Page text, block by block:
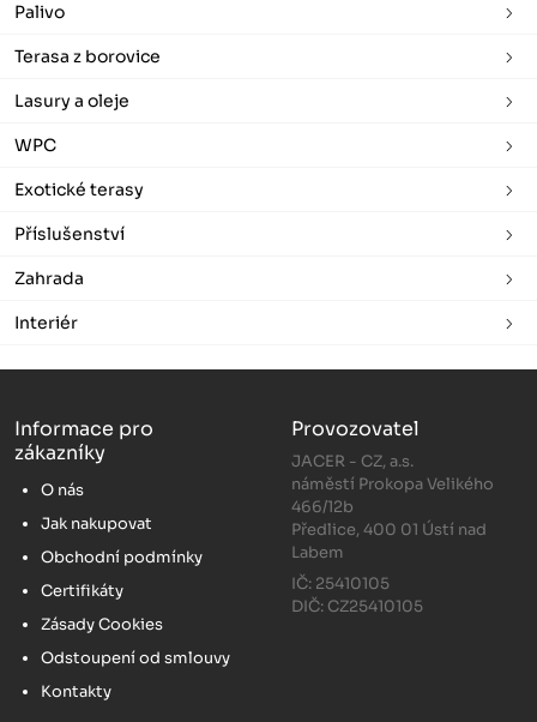
Palivo
Terasa z borovice
Lasury a oleje
WPC
Exotické terasy
Příslušenství
Zahrada
Interiér
Informace pro
zákazníky
O nás
Jak nakupovat
Obchodní podmínky
Certifikáty
Zásady Cookies
Odstoupení od smlouvy
Kontakty
Provozovatel
JACER - CZ, a.s.
náměstí Prokopa Velikého
466/12b
Předlice, 400 01 Ústí nad
Labem
IČ: 25410105
DIČ: CZ25410105